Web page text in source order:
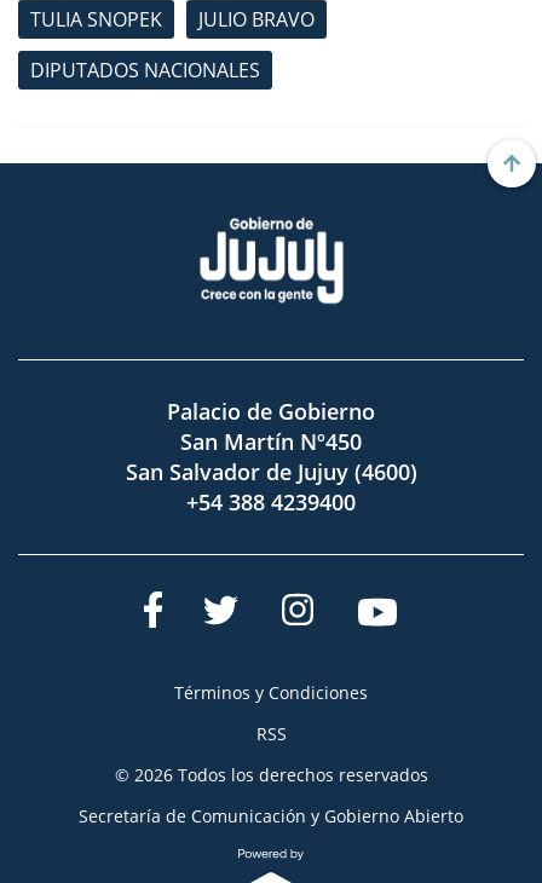
TULIA SNOPEK
JULIO BRAVO
DIPUTADOS NACIONALES
Palacio de Gobierno
San Martín Nº450
San Salvador de Jujuy (4600)
+54 388 4239400
Términos y Condiciones
RSS
© 2026 Todos los derechos reservados
Secretaría de Comunicación y Gobierno Abierto